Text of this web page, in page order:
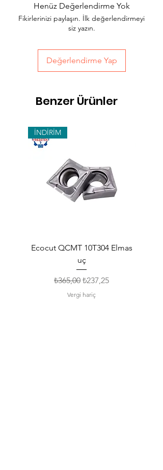
hızlı teslimat seçeneğimiz bulunmaktadır,
sepet sayfasında teslimat seçimini
Henüz Değerlendirme Yok
Fikirlerinizi paylaşın. İlk değerlendirmeyi
siz yazın.
Değerlendirme Yap
Benzer Ürünler
İNDİRİM
Ecocut QCMT 10T304 Elmas
uç
Normal Fiyat
₺365,00 İndirimli Fiyat
₺237,25
Vergi hariç